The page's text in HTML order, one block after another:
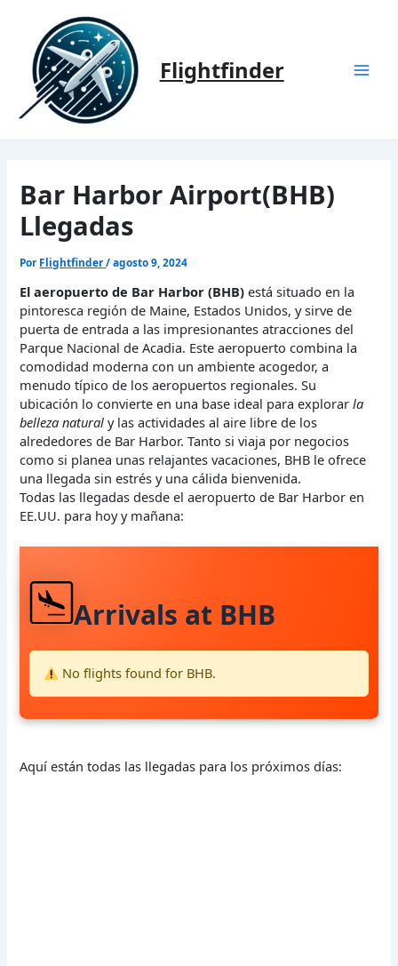
contenido
Flightfinder
Bar Harbor Airport(BHB)
Llegadas
Por Flightfinder/agosto 9, 2024
El aeropuerto de Bar Harbor (BHB) está situado en la
pintoresca región de Maine, Estados Unidos, y sirve de
puerta de entrada a las impresionantes atracciones del
Parque Nacional de Acadia. Este aeropuerto combina la
comodidad moderna con un ambiente acogedor, a
menudo típico de los aeropuertos regionales. Su
ubicación lo convierte en una base ideal para explorarla
belleza natural y las actividades al aire libre de los
alrededores de Bar Harbor. Tanto si viaja por negocios
como si planea unas relajantes vacaciones, BHB le ofrece
una llegada sin estrés y una cálida bienvenida.
Todas las llegadas desde el aeropuerto de Bar Harbor en
EE.UU. para hoy y mañana:
Arrivals at BHB
No flights found for BHB.
Aquí están todas las llegadas para los próximos días: